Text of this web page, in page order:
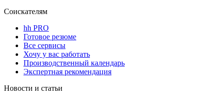
Соискателям
hh PRO
Готовое резюме
Все сервисы
Хочу у вас работать
Производственный календарь
Экспертная рекомендация
Новости и статьи